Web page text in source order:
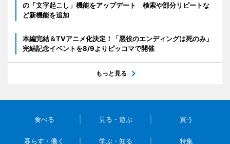
の「文字起こし」機能をアップデート 検索や部分リピートな
ど新機能を追加
本編完結＆TVアニメ化決定！「悪役のエンディングは死のみ」
完結記念イベントを8/9よりピッコマで開催
もっと見る
食べる 見る・遊ぶ 買う
暮らす・働く 学ぶ・知る 特集